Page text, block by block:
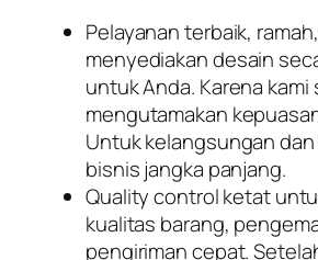
Pelayanan terbaik,
menyediakan desain
untuk Anda. Karena kami
mengutamakan
Untuk kelangsungan
bisnis jangka panjang.
Quality control ketat
kualitas barang,
pengiriman cepat.